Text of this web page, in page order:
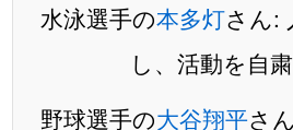
水泳選手の本多灯さん:
し、活動を自
野球選手の大谷翔平さ